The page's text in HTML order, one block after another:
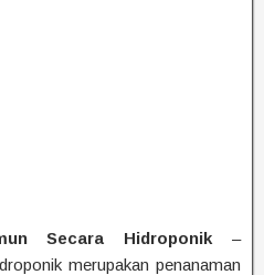
Secara Hidroponik –
merupakan penanaman